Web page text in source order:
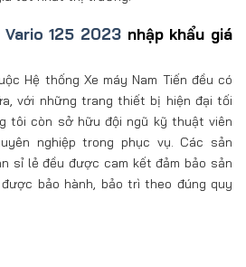
Vario 125 2023 nhập khẩu giá
Hệ thống Xe máy Nam Tiến đều có
với những trang thiết bị hiện đại tối
tôi còn sở hữu đội ngũ kỹ thuật viên
nghiệp trong phục vụ. Các sản
sỉ lẻ đều được cam kết đảm bảo sản
bảo hành, bảo trì theo đúng quy